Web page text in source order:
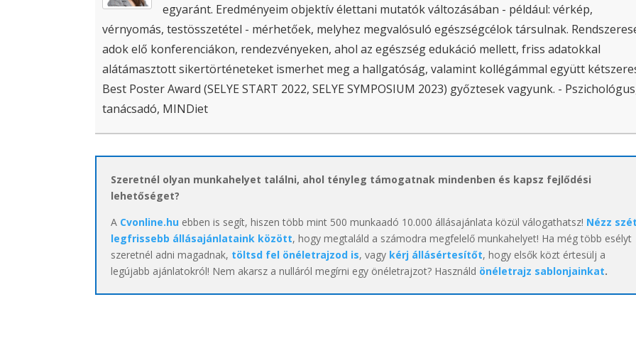
egyaránt. Eredményeim objektív élettani mutatók változásában - például: vérkép,
vérnyomás, testösszetétel - mérhetőek, melyhez megvalósuló egészségcélok társulnak.
adok elő konferenciákon, rendezvényeken, ahol az egészség edukáció mellett, friss adatokkal
alátámasztott sikertörténeteket ismerhet meg a hallgatóság, valamint kollégámmal együtt
Best Poster Award (SELYE START 2022, SELYE SYMPOSIUM 2023) győztesek vagyunk. -
tanácsadó, MINDiet
Szeretnél olyan munkahelyet találni, ahol tényleg támogatnak mindenben és kapsz fejlődési
lehetőséget?
A Cvonline.hu ebben is segít, hiszen több mint 500 munkaadó 10.000 állásajánlata közül válogathatsz! Nézz
legfrissebb állásajánlataink között, hogy megtaláld a számodra megfelelő munkahelyet! Ha még több esélyt
szeretnél adni magadnak, töltsd fel önéletrajzod is, vagy kérj állásértesítőt, hogy elsők közt értesülj a
legújabb ajánlatokról! Nem akarsz a nulláról megírni egy önéletrajzot? Használd önéletrajz sablonjainkat.